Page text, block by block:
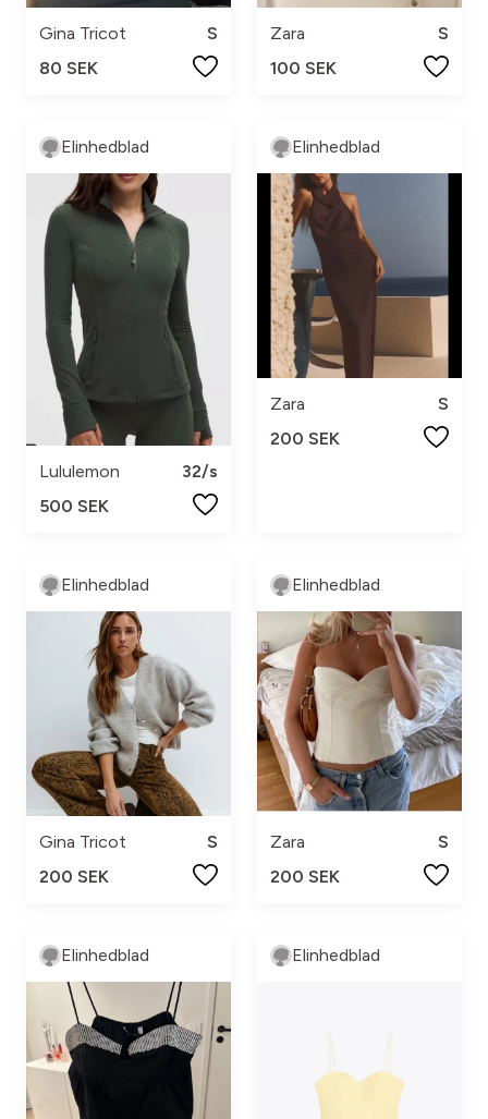
Gina Tricot
S
80 SEK
Zara
S
100 SEK
Elinhedblad
Lululemon
32/s
500 SEK
Elinhedblad
Zara
S
200 SEK
Elinhedblad
Gina Tricot
S
200 SEK
Elinhedblad
Zara
S
200 SEK
Elinhedblad Elinhedblad